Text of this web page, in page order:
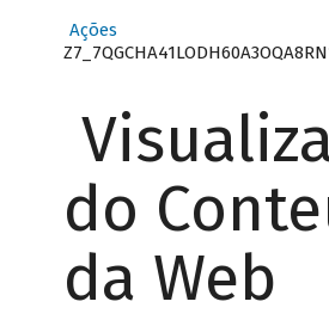
Ações
do
da Web